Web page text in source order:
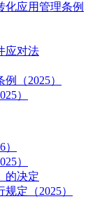
化应用管理条例
应对法
（2025）
）
）
的决定
定（2025）